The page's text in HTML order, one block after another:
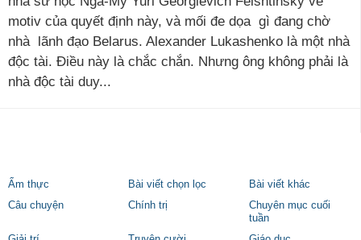
motiv của quyết định này, và mối đe dọa gì đang chờ
nhà lãnh đạo Belarus. Alexander Lukashenko là một nhà
độc tài. Điều này là chắc chắn. Nhưng ông không phải là
nhà độc tài duy...
Ẩm thực Bài viết chọn lọc
Bài viết khác
Câu chuyện
Chính trị
Chuyên mục cuối
tuần